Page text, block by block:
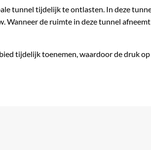
tunnel tijdelijk te ontlasten. In deze
Wanneer de ruimte in deze tunnel
tijdelijk toenemen, waardoor de druk